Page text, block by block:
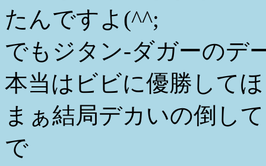
たんですよ(^^;
でもジタン-ダガーのデ
本当はビビに優勝して
まぁ結局デカいの倒し
で